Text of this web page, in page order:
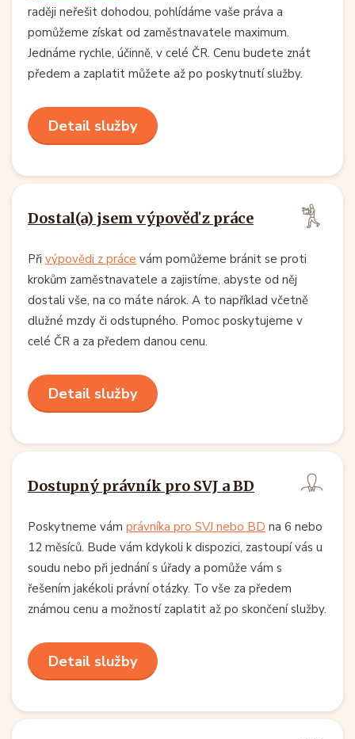
raději neřešit dohodou, pohlídáme vaše práva a
pomůžeme získat od zaměstnavatele maximum.
Jednáme rychle, účinně, v celé ČR. Cenu budete znát
předem a zaplatit můžete až po poskytnutí služby.
Detail služby
Dostal(a) jsem výpověď z práce
Při výpovědi z práce vám pomůžeme bránit se proti
krokům zaměstnavatele a zajistíme, abyste od něj
dostali vše, na co máte nárok. A to například včetně
dlužné mzdy či odstupného. Pomoc poskytujeme v
celé ČR a za předem danou cenu.
Detail služby
Dostupný právník pro SVJ a BD
Poskytneme vám právníka pro SVJ nebo BD na 6 nebo
12 měsíců. Bude vám kdykoli k dispozici, zastoupí vás u
soudu nebo při jednání s úřady a pomůže vám s
řešením jakékoli právní otázky. To vše za předem
známou cenu a možností zaplatit až po skončení služby.
Detail služby